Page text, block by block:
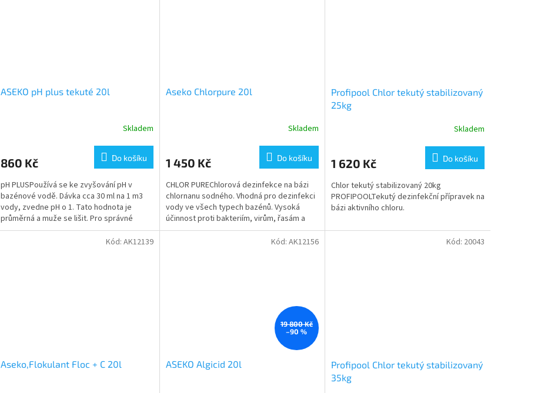
ASEKO pH plus tekuté 20l
Skladem
860 Kč Do košíku
pH PLUSPoužívá se ke zvyšování pH v
bazénové vodě. Dávka cca 30 ml na 1 m3
vody, zvedne pH o 1. Tato hodnota je
průměrná a muže se lišit. Pro správné
dávkování přípravku pH...
Aseko Chlorpure 20l
Skladem
1 450 Kč Do košíku
CHLOR PUREChlorová dezinfekce na bázi
chlornanu sodného. Vhodná pro dezinfekci
vody ve všech typech bazénů. Vysoká
účinnost proti bakteriím, virům, řasám a
plísním. Vyžaduje...
Profipool Chlor tekutý stabilizovaný
25kg
Skladem
1 620 Kč Do košíku
Chlor tekutý stabilizovaný 20kg
PROFIPOOLTekutý dezinfekční přípravek na
bázi aktivního chloru.
Aseko,Flokulant Floc + C 20l
Kód: AK12139
19 800 Kč
–90 %
ASEKO Algicid 20l
Kód: AK12156
Profipool Chlor tekutý stabilizovaný
35kg
Kód: 20043